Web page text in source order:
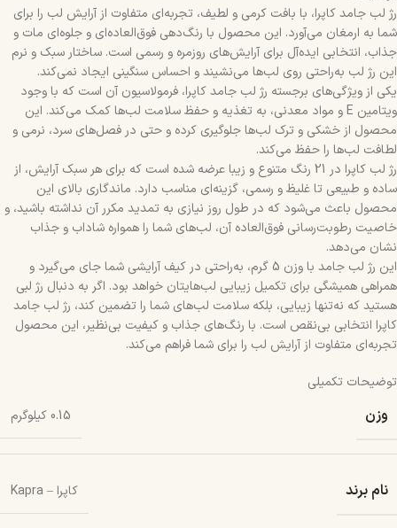
رژ لب جامد کاپرا، با بافت کرمی و لطیف، تجربه‌ای متفاوت از آرایش لب را برای
شما به ارمغان می‌آورد. این محصول با رنگ‌دهی فوق‌العاده‌ای و جلوه‌ای مات و
جذاب، انتخابی ایده‌آل برای آرایش‌های روزمره و رسمی است. ساختار سبک و نرم
این رژ لب به‌راحتی روی لب‌ها می‌نشیند و احساس سنگینی ایجاد نمی‌کند.
یکی از ویژگی‌های برجسته رژ لب جامد کاپرا، فرمولاسیون آن است که با وجود
ویتامین E و مواد معدنی، به تغذیه و حفظ سلامت لب‌ها کمک می‌کند. این
محصول از خشکی و ترک لب‌ها جلوگیری کرده و حتی در فصل‌های سرد، نرمی و
لطافت لب‌ها را حفظ می‌کند.
رژ لب کاپرا در 21 رنگ متنوع و زیبا عرضه شده است که برای هر سبک آرایش، از
ساده و طبیعی تا غلیظ و رسمی، گزینه‌ای مناسب دارد. ماندگاری بالای این
محصول باعث می‌شود که در طول روز نیازی به تمدید مکرر آن نداشته باشید، و
خاصیت رطوبت‌رسانی فوق‌العاده آن، لب‌های شما را همواره شاداب و جذاب
نشان می‌دهد.
این رژ لب جامد با وزن 5 گرم، به‌راحتی در کیف آرایشی شما جای می‌گیرد و
همراهی همیشگی برای تکمیل زیبایی لب‌هایتان خواهد بود. اگر به دنبال رژ لبی
هستید که نه‌تنها زیبایی، بلکه سلامت لب‌های شما را تضمین کند، رژ لب جامد
کاپرا انتخابی بی‌نقص است. با رنگ‌های جذاب و کیفیت بی‌نظیر، این محصول
تجربه‌ای متفاوت از آرایش لب را برای شما فراهم می‌کند.
توضیحات تکمیلی
وزن 0.15 کیلوگرم
نام برند کاپرا – Kapra